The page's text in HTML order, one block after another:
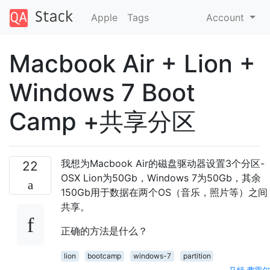
Apple Tags Account
Macbook Air + Lion +
Windows 7 Boot
Camp +共享分区
22
我想为Macbook Air的磁盘驱动器设置3个分区-
OSX Lion为50Gb，Windows 7为50Gb，其余
150Gb用于数据在两个OS（音乐，照片等）之间
共享。
正确的方法是什么？
lion bootcamp windows-7
partition